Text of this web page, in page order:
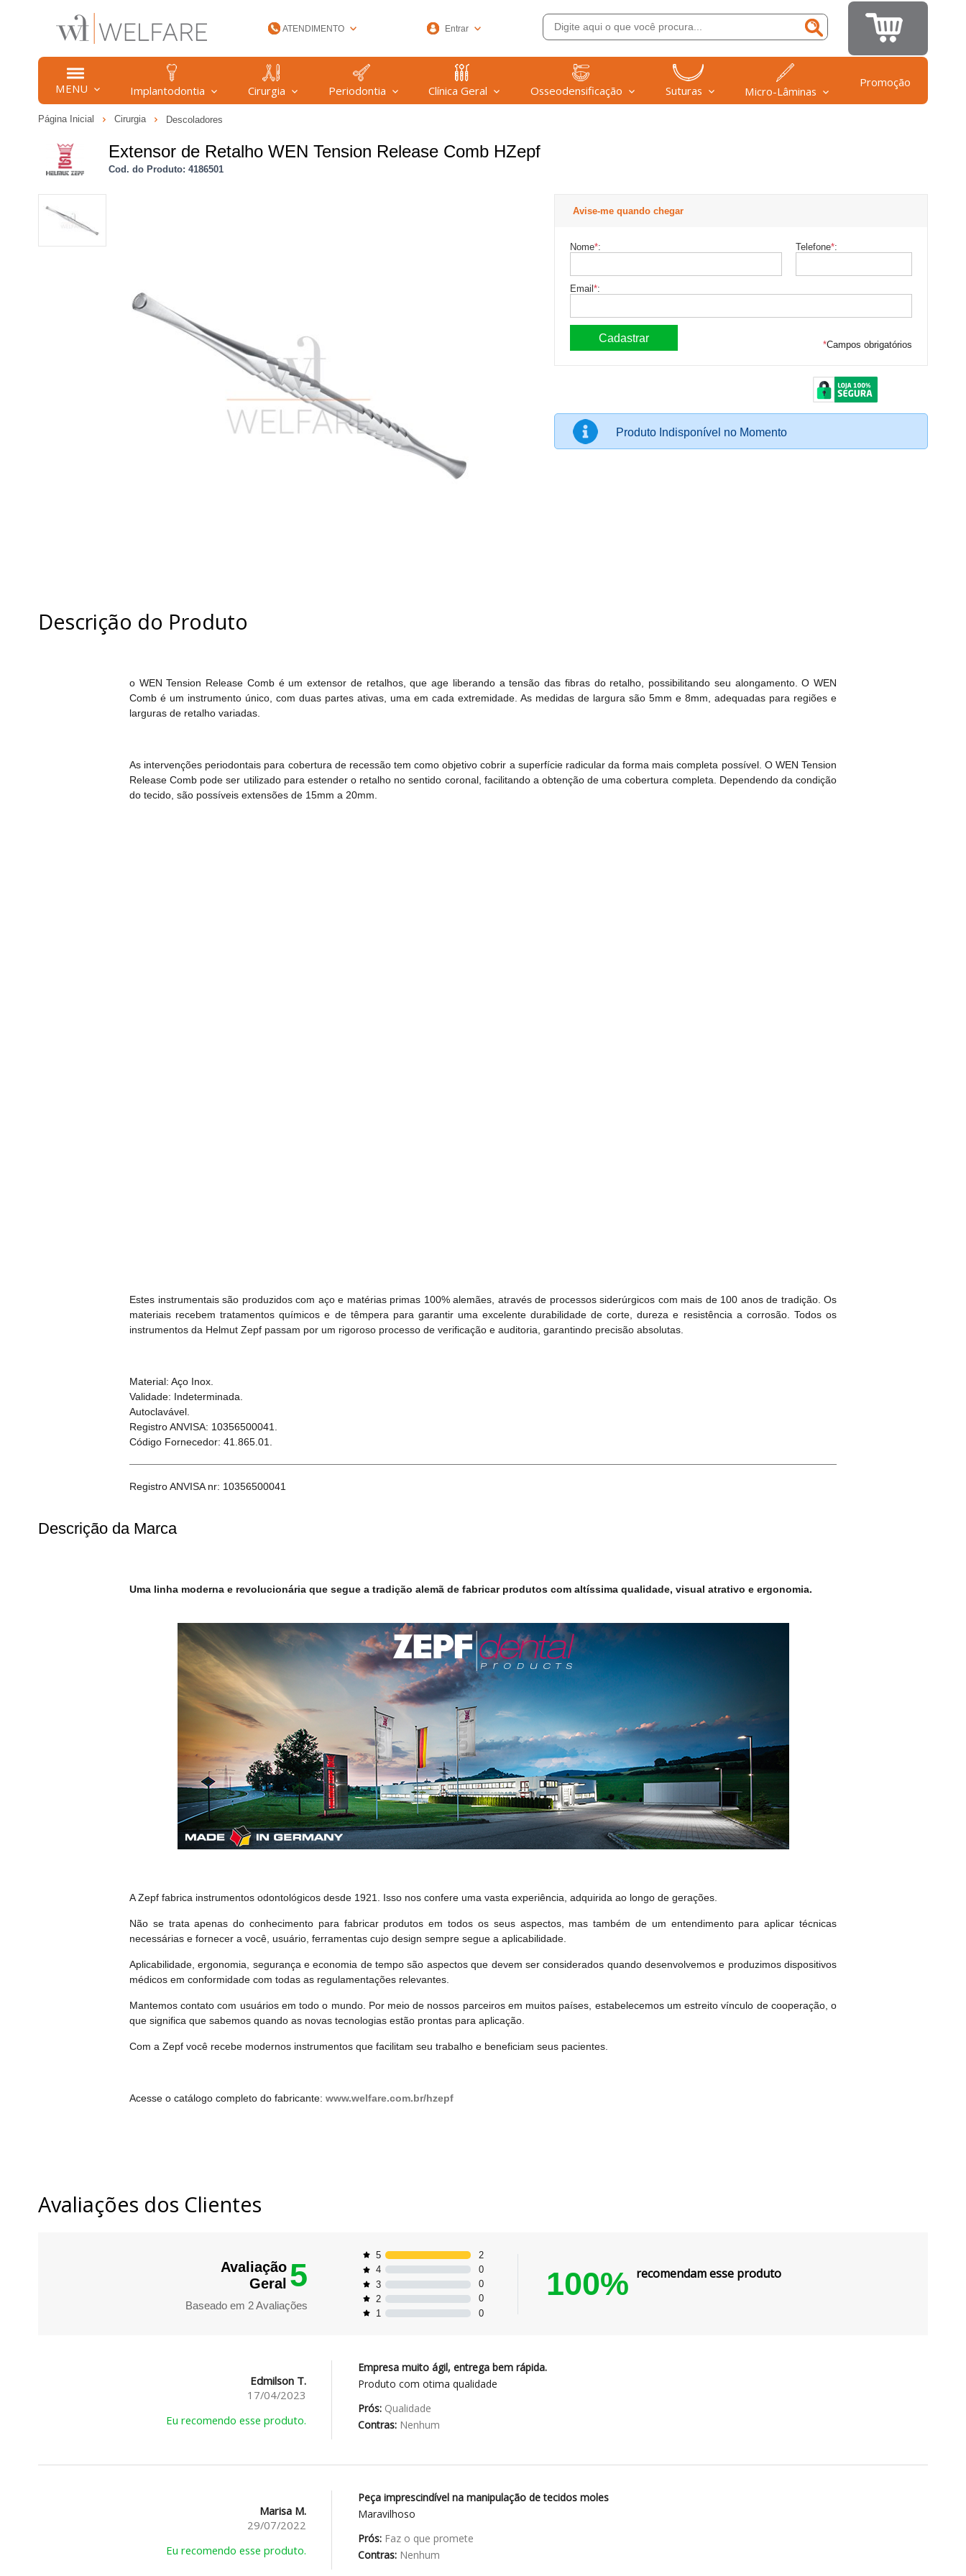
ATENDIMENTO
(47) 99608-9753
Entrar
MENU Implantodontia Cirurgia Periodontia Clínica Geral Osseodensificação Suturas Micro-Lâminas
Promoção
Página Inicial Cirurgia Descoladores
Extensor de Retalho WEN Tension Release Comb HZepf
Cod. do Produto: 4186501
Avise-me quando chegar
Nome*: Telefone*:
Email *:
*Campos obrigatórios
Produto Indisponível no Momento
Descrição do Produto
o WEN Tension Release Comb é um extensor de retalhos, que age liberando a tensão das fibras do retalho, possibilitando seu alongamento. O WEN
Comb é um instrumento único, com duas partes ativas, uma em cada extremidade. As medidas de largura são 5mm e 8mm, adequadas para regiões e
larguras de retalho variadas.
As intervenções periodontais para cobertura de recessão tem como objetivo cobrir a superfície radicular da forma mais completa possível. O WEN Tension
Release Comb pode ser utilizado para estender o retalho no sentido coronal, facilitando a obtenção de uma cobertura completa. Dependendo da condição
do tecido, são possíveis extensões de 15mm a 20mm.
Estes instrumentais são produzidos com aço e matérias primas 100% alemães, através de processos siderúrgicos com mais de 100 anos de tradição. Os
materiais recebem tratamentos químicos e de têmpera para garantir uma excelente durabilidade de corte, dureza e resistência a corrosão. Todos os
instrumentos da Helmut Zepf passam por um rigoroso processo de verificação e auditoria, garantindo precisão absolutas.
Material: Aço Inox.
Validade: Indeterminada.
Autoclavável.
Registro ANVISA: 10356500041.
Código Fornecedor: 41.865.01.
Registro ANVISA nr: 10356500041
Descrição da Marca
Uma linha moderna e revolucionária que segue a tradição alemã de fabricar produtos com altíssima qualidade, visual atrativo e ergonomia.
A Zepf fabrica instrumentos odontológicos desde 1921. Isso nos confere uma vasta experiência, adquirida ao longo de gerações.
Não se trata apenas do conhecimento para fabricar produtos em todos os seus aspectos, mas também de um entendimento para aplicar técnicas
necessárias e fornecer a você, usuário, ferramentas cujo design sempre segue a aplicabilidade.
Aplicabilidade, ergonomia, segurança e economia de tempo são aspectos que devem ser considerados quando desenvolvemos e produzimos dispositivos
médicos em conformidade com todas as regulamentações relevantes.
Mantemos contato com usuários em todo o mundo. Por meio de nossos parceiros em muitos países, estabelecemos um estreito vínculo de cooperação, o
que significa que sabemos quando as novas tecnologias estão prontas para aplicação.
Com a Zepf você recebe modernos instrumentos que facilitam seu trabalho e beneficiam seus pacientes.
Acesse o catálogo completo do fabricante: www.welfare.com.br/hzepf
Avaliações dos Clientes
Avaliação
Geral 5
Baseado em 2Avaliações
5
2
4
0
3
0
2
0
1
0
100% recomendam esse produto
Edmilson T.
17/04/2023
Eu recomendo esse produto.
Empresa muito ágil, entrega bem rápida.
Produto com otima qualidade
Prós: Qualidade
Contras: Nenhum
Marisa M.
29/07/2022
Eu recomendo esse produto.
Peça imprescindível na manipulação de tecidos moles
Maravilhoso
Prós: Faz o que promete
Contras: Nenhum